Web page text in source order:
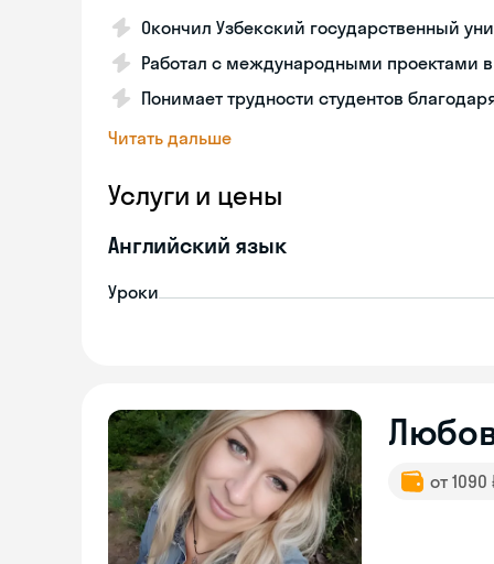
Окончил Узбекский государственный
Работал с международными проектами
Понимает трудности студентов
Читать дальше
Услуги и цены
Английский язык
Уроки
от